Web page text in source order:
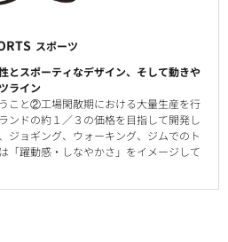
スポーツ
とスポーティなデザイン、そして動きや
ライン
こと②工場閑散期における大量生産を行
ンドの約１／３の価格を目指して開発し
ジョギング、ウォーキング、ジムでのト
「躍動感・しなやかさ」をイメージして